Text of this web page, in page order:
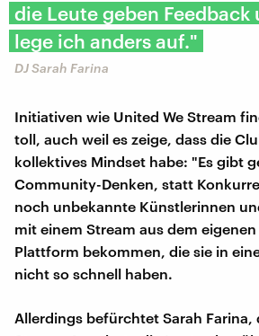
die Leute geben Feedback
lege ich anders auf."
DJ Sarah Farina
Initiativen wie United We Stream
toll, auch weil es zeige, dass die
kollektives Mindset habe: "Es gibt
Community-Denken, statt
noch unbekannte Künstlerinnen
mit einem Stream aus dem
Plattform bekommen, die sie in
nicht so schnell haben.
Allerdings befürchtet Sarah Farina,